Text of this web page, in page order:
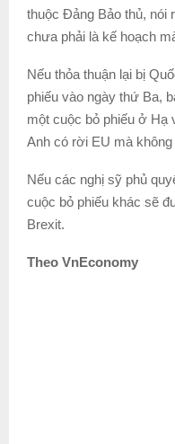
thuộc Đảng Bảo thủ, nói
chưa phải là kế hoạch
Nếu thỏa thuận lại bị
phiếu vào ngày thứ Ba,
một cuộc bỏ phiếu ở Hạ
Anh có rời EU mà không
Nếu các nghị sỹ phủ
cuộc bỏ phiếu khác sẽ
Brexit.
Theo VnEconomy